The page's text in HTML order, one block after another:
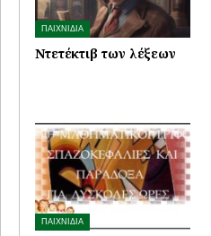
ΠΑΙΧΝΙΔΙΑ
Ντετέκτιβ των λέξεων
ΠΑΙΧΝΙΔΙΑ